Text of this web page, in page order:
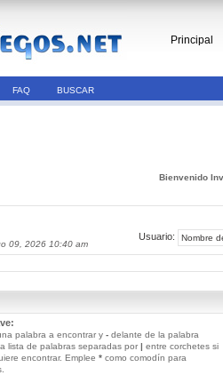
Principal
FAQ BUSCAR
Bienvenido
09, 2026 10:40 am
Usuario:
palabra a encontrar y -delante de la palabra
lista de palabras separadas por | entre corchetes si
encontrar. Emplee *como comodín para